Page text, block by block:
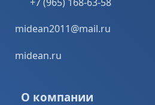
midean2011@mail.ru
midean.ru
О компании